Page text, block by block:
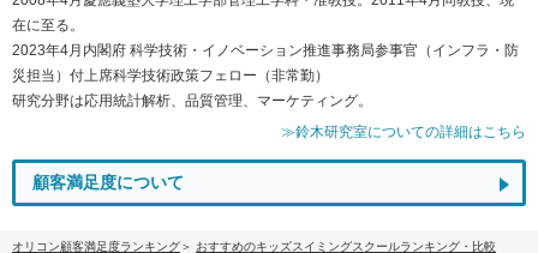
在に至る。
2023年4月内閣府 科学技術・イノベーション推進事務局参事官（インフラ・防
災担当）付上席科学技術政策フェロー（非常勤）
研究分野は応用統計解析、品質管理、マーケティング。
≫鈴木研究室についての詳細はこちら
顧客満足度について
オリコン顧客満足度ランキング
おすすめのキッズスイミングスクールランキング・比較